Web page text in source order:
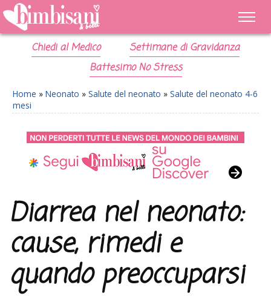
Chiedi al Medico
Settimane di Gravidanza
Battesimo No Stress
Home » Neonato » Salute del neonato » Salute del neonato 4-6
mesi
Diarrea nel neonato:
cause, rimedi e
quando preoccuparsi